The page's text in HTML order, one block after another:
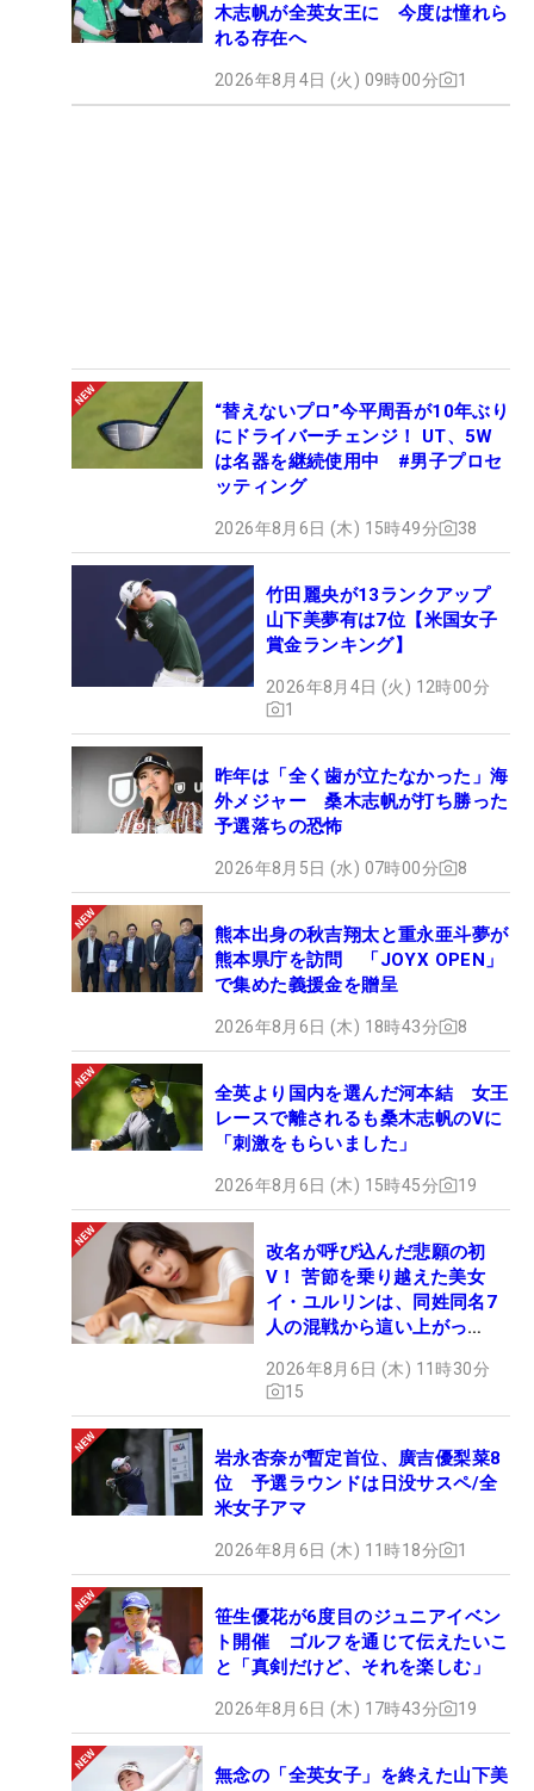
木志帆が全英女王に 今度は憧れら
れる存在へ
2026年8月4日 (火) 09時00分 1
“替えないプロ”今平周吾が10年ぶり
にドライバーチェンジ！ UT、5W
は名器を継続使用中 #男子プロセ
ッティング
2026年8月6日 (木) 15時49分 38
竹田麗央が13ランクアップ
山下美夢有は7位【米国女子
賞金ランキング】
2026年8月4日 (火) 12時00分
1
昨年は「全く歯が立たなかった」海
外メジャー 桑木志帆が打ち勝った
予選落ちの恐怖
2026年8月5日 (水) 07時00分 8
熊本出身の秋吉翔太と重永亜斗夢が
熊本県庁を訪問 「JOYX OPEN」
で集めた義援金を贈呈
2026年8月6日 (木) 18時43分 8
全英より国内を選んだ河本結 女王
レースで離されるも桑木志帆のVに
「刺激をもらいました」
2026年8月6日 (木) 15時45分 19
改名が呼び込んだ悲願の初
V！ 苦節を乗り越えた美女
イ・ユルリンは、同姓同名7
人の混戦から這い上がっ
2026年8月6日 (木) 11時30分
15
岩永杏奈が暫定首位、廣吉優梨菜8
位 予選ラウンドは日没サスペ/全
米女子アマ
2026年8月6日 (木) 11時18分 1
笹生優花が6度目のジュニアイベン
ト開催 ゴルフを通じて伝えたいこ
と「真剣だけど、それを楽しむ」
2026年8月6日 (木) 17時43分 19
無念の「全英女子」を終えた山下美